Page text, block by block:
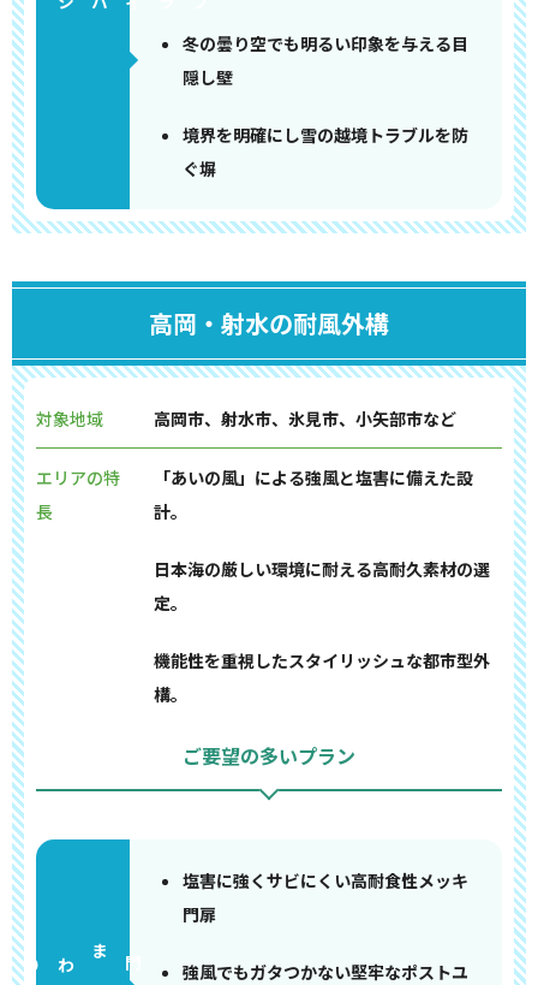
冬の曇り空でも明るい印象を与える目
隠し壁
境界を明確にし雪の越境トラブルを防
ぐ塀
高岡・射水の耐風外構
対象地域 高岡市、射水市、氷見市、小矢部市など
エリアの特
長
「あいの風」による強風と塩害に備えた設
計。
日本海の厳しい環境に耐える高耐久素材の選
定。
機能性を重視したスタイリッシュな都市型外
構。
ご要望の多いプラン
門まわり
塩害に強くサビにくい高耐食性メッキ
門扉
強風でもガタつかない堅牢なポストユ